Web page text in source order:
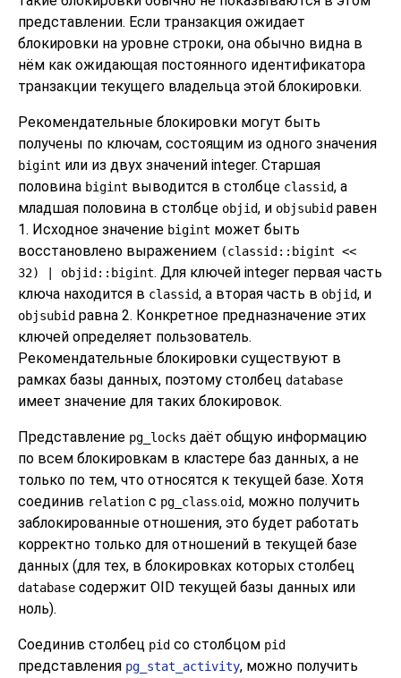
представлении. Если транзакция ожидает
блокировки на уровне строки, она обычно видна в
нём как ожидающая постоянного идентификатора
транзакции текущего владельца этой блокировки.
Рекомендательные блокировки могут быть
получены по ключам, состоящим из одного значения
bigint или из двух значений integer. Старшая
половина bigint выводится в столбце classid, а
младшая половина в столбце objid, и objsubid равен
1. Исходное значение bigint может быть
восстановлено выражением (classid::bigint <<
32) | objid::bigint. Для ключей integer первая часть
ключа находится в classid, а вторая часть в objid, и
objsubid равна 2. Конкретное предназначение этих
ключей определяет пользователь.
Рекомендательные блокировки существуют в
рамках базы данных, поэтому столбец database
имеет значение для таких блокировок.
Представление pg_locks даёт общую информацию
по всем блокировкам в кластере баз данных, а не
только по тем, что относятся к текущей базе. Хотя
соединив relation с pg_class.oid, можно получить
заблокированные отношения, это будет работать
корректно только для отношений в текущей базе
данных (для тех, в блокировках которых столбец
database содержит OID текущей базы данных или
ноль).
Соединив столбец pid со столбцом pid
представления pg_stat_activity, можно получить